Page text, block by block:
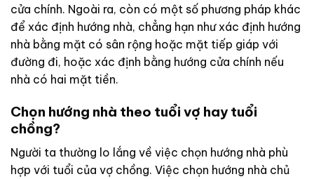
cửa chính. Ngoài ra, còn có một số phương pháp khác
để xác định hướng nhà, chẳng hạn như xác định hướng
nhà bằng mặt có sân rộng hoặc mặt tiếp giáp với
đường đi, hoặc xác định bằng hướng cửa chính nếu
nhà có hai mặt tiền.
Chọn hướng nhà theo tuổi vợ hay tuổi
chồng?
Người ta thường lo lắng về việc chọn hướng nhà phù
hợp với tuổi của vợ chồng. Việc chọn hướng nhà chủ